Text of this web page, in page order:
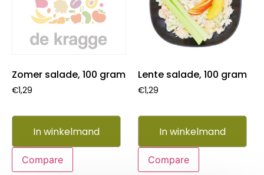
Zomer salade, 100 gram
€1,29
In winkelmand
Compare
Lente salade, 100 gram
€1,29
In winkelmand
Compare